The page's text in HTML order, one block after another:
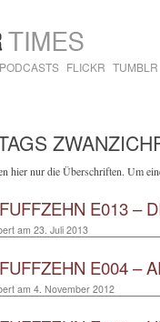
PODCASTS FLICKR TUMBLR
hier nur die Überschriften. Um
E013 –
am 23. Juli 2013
E004 –
am 4. November 2012